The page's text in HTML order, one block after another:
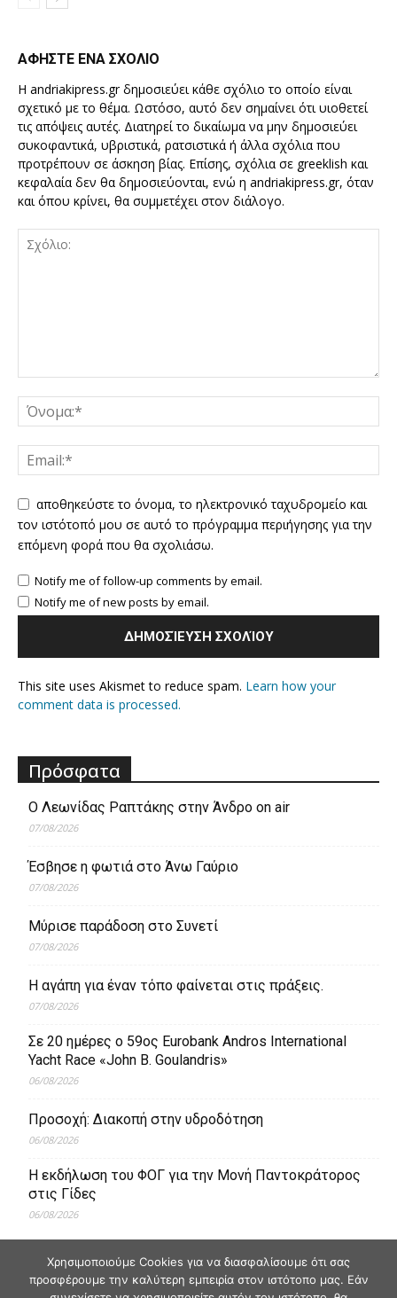
ΑΦΗΣΤΕ ΕΝΑ ΣΧΟΛΙΟ
Η andriakipress.gr δημοσιεύει κάθε σχόλιο το οποίο είναι
σχετικό με το θέμα. Ωστόσο, αυτό δεν σημαίνει ότι υιοθετεί
τις απόψεις αυτές. Διατηρεί το δικαίωμα να μην δημοσιεύει
συκοφαντικά, υβριστικά, ρατσιστικά ή άλλα σχόλια που
προτρέπουν σε άσκηση βίας. Επίσης, σχόλια σε greeklish και
κεφαλαία δεν θα δημοσιεύονται, ενώ η andriakipress.gr, όταν
και όπου κρίνει, θα συμμετέχει στον διάλογο.
αποθηκεύστε το όνομα, το ηλεκτρονικό ταχυδρομείο και
τον ιστότοπό μου σε αυτό το πρόγραμμα περιήγησης για την
επόμενη φορά που θα σχολιάσω.
Notify me of follow-up comments by email.
Notify me of new posts by email.
This site uses Akismet to reduce spam. Learn how your
comment data is processed.
Πρόσφατα
Ο Λεωνίδας Ραπτάκης στην Άνδρο on air
07/08/2026
Έσβησε η φωτιά στο Άνω Γαύριο
07/08/2026
Μύρισε παράδοση στο Συνετί
07/08/2026
Η αγάπη για έναν τόπο φαίνεται στις πράξεις.
07/08/2026
Σε 20 ημέρες ο 59ος Eurobank Andros International
Yacht Race «John B. Goulandris»
06/08/2026
Προσοχή: Διακοπή στην υδροδότηση
06/08/2026
Η εκδήλωση του ΦΟΓ για την Μονή Παντοκράτορος
στις Γίδες
06/08/2026
Χρησιμοποιούμε Cookies για να διασφαλίσουμε ότι σας
προσφέρουμε την καλύτερη εμπειρία στον ιστότοπο μας. Εάν